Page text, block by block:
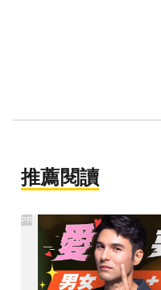
推薦閱讀
PR